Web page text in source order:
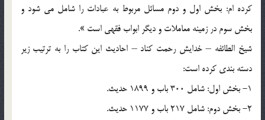
كرده ام: بخش اول و دوم مسائل مربوط به عبادات را شامل مي شود و
بخش سوم در زمينه معاملات و ديگر ابواب فقهي است ».
شيخ الطائفه – خدايش رحمت كناد – احاديث اين كتاب را به ترتيب زير
دسته بندي كرده است:
1- بخش اول: شامل 300 باب و 1899 حديث.
2- بخش دوم: شامل 217 باب و 1177 حديث.